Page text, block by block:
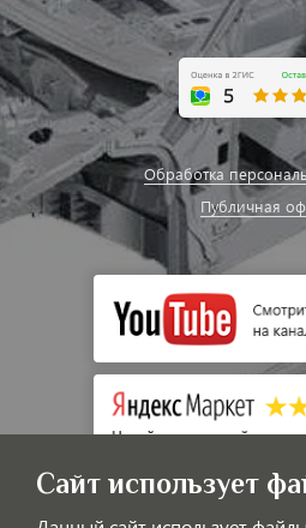
Обработка
Публичная
Сайт использует